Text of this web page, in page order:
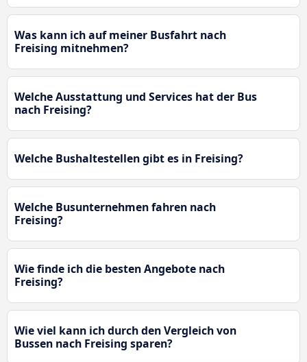
Was kann ich auf meiner Busfahrt nach
Freising mitnehmen?
Welche Ausstattung und Services hat der Bus
nach Freising?
Welche Bushaltestellen gibt es in Freising?
Welche Busunternehmen fahren nach
Freising?
Wie finde ich die besten Angebote nach
Freising?
Wie viel kann ich durch den Vergleich von
Bussen nach Freising sparen?